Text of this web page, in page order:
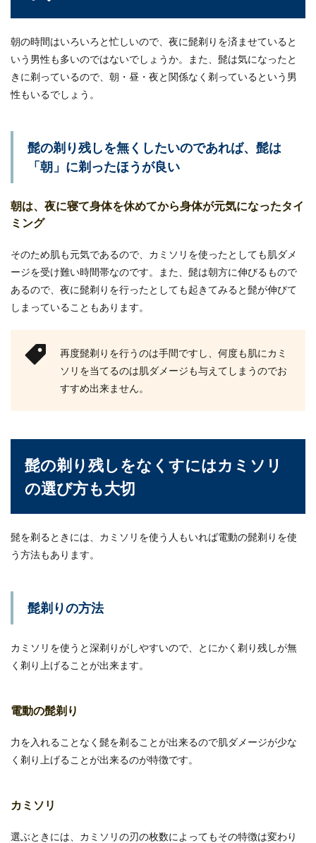
朝の時間はいろいろと忙しいので、夜に髭剃りを済ませていると
いう男性も多いのではないでしょうか。また、髭は気になったと
きに剃っているので、朝・昼・夜と関係なく剃っているという男
性もいるでしょう。
髭の剃り残しを無くしたいのであれば、髭は
「朝」に剃ったほうが良い
朝は、夜に寝て身体を休めてから身体が元気になったタイ
ミング
そのため肌も元気であるので、カミソリを使ったとしても肌ダメ
ージを受け難い時間帯なのです。また、髭は朝方に伸びるもので
あるので、夜に髭剃りを行ったとしても起きてみると髭が伸びて
しまっていることもあります。
再度髭剃りを行うのは手間ですし、何度も肌にカミ
ソリを当てるのは肌ダメージも与えてしまうのでお
すすめ出来ません。
髭の剃り残しをなくすにはカミソリ
の選び方も大切
髭を剃るときには、カミソリを使う人もいれば電動の髭剃りを使
う方法もあります。
髭剃りの方法
カミソリを使うと深剃りがしやすいので、とにかく剃り残しが無
く剃り上げることが出来ます。
電動の髭剃り
力を入れることなく髭を剃ることが出来るので肌ダメージが少な
く剃り上げることが出来るのが特徴です。
カミソリ
選ぶときには、カミソリの刃の枚数によってもその特徴は変わり